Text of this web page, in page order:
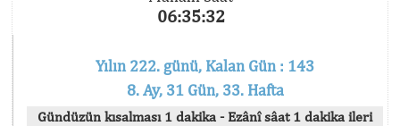
06:35:32
Yılın 222. günü, Kalan Gün : 143
8. Ay, 31 Gün, 33. Hafta
Gündüzün kısalması 1 dakika - Ezânî sâat 1 dakika ileri